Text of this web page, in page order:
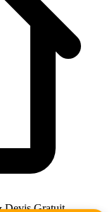
Devis Gratuit